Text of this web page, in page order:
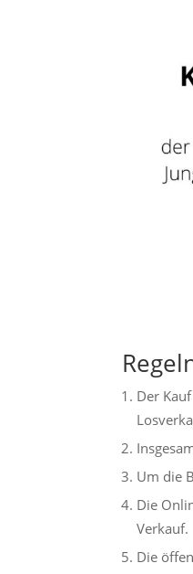
Der
Um die
Die
Verkauf.
Die